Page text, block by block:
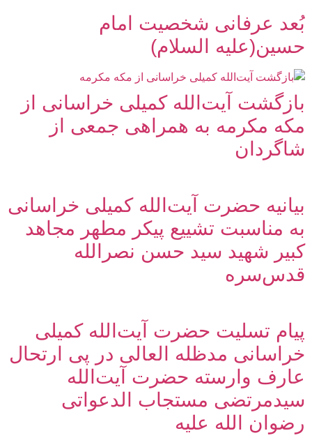
بُعد عرفانی شخصیت امام
حسین(علیه السلام)
بازگشت آیت‌الله کمیلی خراسانی از
مکه مکرمه به همراهی جمعی از
شاگردان
بیانیه حضرت آیت‌الله کمیلی خراسانی
به مناسبت تشییع پیکر مطهر مجاهد
کبیر شهید سید حسن نصرالله
قدس‌سره
پیام تسلیت حضرت آیت‌الله کمیلی
خراسانی مدظله العالی در پی ارتحال
عارف وارسته حضرت آیت‌الله
سیدمرتضی مستجاب الدعواتی
رضوان الله علیه